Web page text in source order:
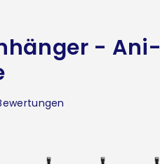
- Ani-